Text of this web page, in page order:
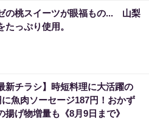
の桃スイーツが眼福もの... 山梨
たっぷり使用。
新チラシ】時短料理に大活躍の
に魚肉ソーセージ187円！おかず
揚げ物増量も《8月9日まで》